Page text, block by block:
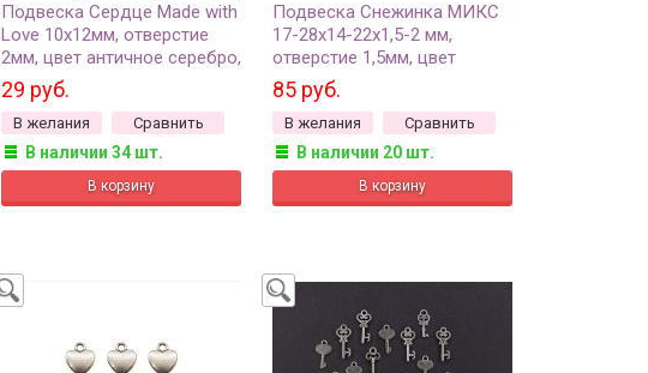
Подвеска Сердце Made with
Love 10х12мм, отверстие
2мм, цвет античное серебро,
сплав металлов, 22-119, 5шт
29 руб.
В желания Сравнить
В наличии 34 шт.
Подвеска Снежинка МИКС
17-28х14-22х1,5-2 мм,
отверстие 1,5мм, цвет
античное серебро, сплав
металлов, 22-300, 6шт
85 руб.
В желания Сравнить
В наличии 20 шт.